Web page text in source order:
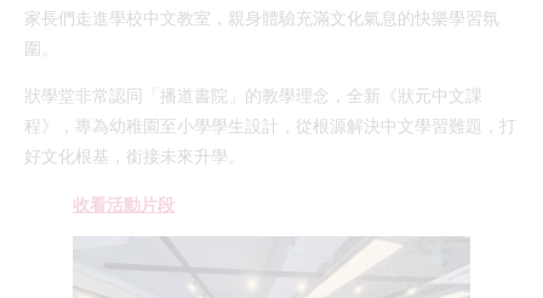
家長們走進學校中文教室，親身體驗充滿文化氣息的快樂學習氛
圍。
狀學堂非常認同「播道書院」的教學理念，全新《狀元中文課
程》，專為幼稚園至小學學生設計，從根源解決中文學習難題，打
好文化根基，銜接未來升學。
收看活動片段